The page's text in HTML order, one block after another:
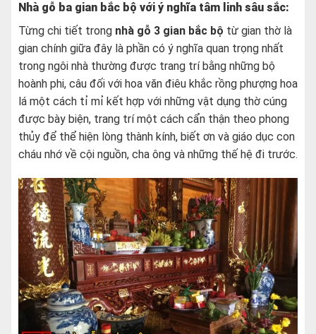
Nhà gỗ ba gian bắc bộ với ý nghĩa tâm linh sâu sắc:
Từng chi tiết trong nhà gỗ 3 gian bắc bộ từ gian thờ là
gian chính giữa đây là phần có ý nghĩa quan trọng nhất
trong ngôi nhà thường được trang trí bằng những bộ
hoành phi, câu đối với hoa văn điêu khắc rồng phượng hoa
lá một cách tỉ mỉ kết hợp với những vật dụng thờ cúng
được bày biện, trang trí một cách cẩn thận theo phong
thủy để thể hiện lòng thành kính, biết ơn và giáo dục con
cháu nhớ về cội nguồn, cha ông và những thế hệ đi trước.